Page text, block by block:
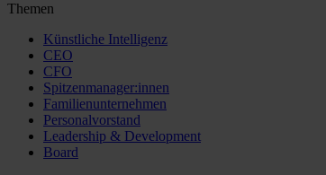
Themen
Künstliche Intelligenz
CEO
CFO
Spitzenmanager:innen
Familienunternehmen
Personalvorstand
Leadership & Development
Board